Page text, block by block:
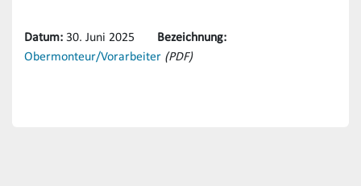
Datum: 30. Juni 2025 Bezeichnung:
Obermonteur/Vorarbeiter (PDF)